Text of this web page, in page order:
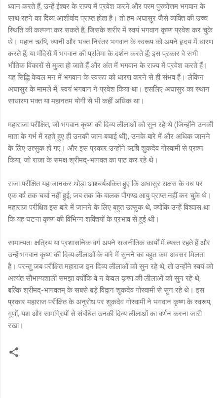
ध्यान करते हैं, उन्हें ईश्वर के राज्य में प्रवेश करने और परम पुरुषोत्तम भगवान के
साथ रहने का दिव्य आशीर्वाद प्राप्त होता है। तो हम अघासुर जैसे व्यक्ति की उच्च
स्थिति की कल्पना कर सकते हैं, जिसके शरीर में स्वयं भगवान कृष्ण प्रवेश कर चुके
थे। महान ऋषि, ध्यानी और भक्त निरंतर भगवान के स्वरूप को अपने हृदय में धारण
करते हैं, या मंदिरों में भगवान की प्रतिमा के दर्शन करते हैं; इस प्रकार वे सभी
भौतिक विकारों से मुक्त हो जाते हैं और अंत में भगवान के राज्य में प्रवेश करते हैं।
यह सिद्धि केवल मन में भगवान के स्वरूप को धारण करने से ही संभव है। लेकिन
अघासुर के मामले में, स्वयं भगवान ने प्रवेश किया था। इसलिए अघासुर का स्थान
साधारण भक्त या महानतम योगी से भी कहीं अधिक था।
महाराजा परीक्षित, जो भगवान कृष्ण की दिव्य लीलाओं को सुन रहे थे (जिन्होंने उनकी
माता के गर्भ में रहते हुए ही उनकी जान बचाई थी), उनके बारे में और अधिक जानने
के लिए उत्सुक हो गए। और इस प्रकार उन्होंने ऋषि शुकदेव गोस्वामी से प्रश्न
किया, जो राजा के समक्ष श्रीमद्-भागवत का पाठ कर रहे थे।
राजा परीक्षित यह जानकर थोड़ा आश्चर्यचकित हुए कि अघासुर राक्षस के वध पर
एक वर्ष तक चर्चा नहीं हुई, जब तक कि बालक पौगण्ड आयु प्राप्त नहीं कर चुके थे।
महाराज परीक्षित इस बारे में जानने के लिए बहुत उत्सुक थे, क्योंकि उन्हें विश्वास था
कि यह घटना कृष्ण की विभिन्न शक्तियों के प्रभाव से हुई थी।
सामान्यतः क्षत्रिय या प्रशासनिक वर्ग अपने राजनीतिक कार्यों में व्यस्त रहते हैं और
उन्हें भगवान कृष्ण की दिव्य लीलाओं के बारे में सुनने का बहुत कम अवसर मिलता
है। परन्तु जब परीक्षित महाराज इन दिव्य लीलाओं को सुन रहे थे, तो उन्होंने स्वयं को
अत्यंत सौभाग्यशाली समझा क्योंकि वे न केवल कृष्ण की लीलाओं को सुन रहे थे,
बल्कि श्रीमद्-भागवतम् के सबसे बड़े विद्वान शुकदेव गोस्वामी से सुन रहे थे। इस
प्रकार महाराज परीक्षित के अनुरोध पर शुकदेव गोस्वामी ने भगवान कृष्ण के स्वरूप,
गुणों, यश और सामग्रियों से संबंधित उनकी दिव्य लीलाओं का वर्णन करना जारी
रखा।